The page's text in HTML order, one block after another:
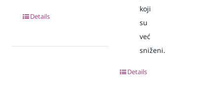
Details
koji
su
već
sniženi.
Details